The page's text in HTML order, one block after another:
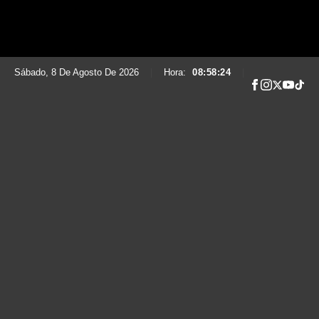
Sábado, 8 De Agosto De 2026 Hora: 08:58:25